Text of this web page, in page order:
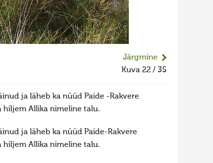
Järgmine
Kuva 22 / 35
ja läheb ka nüüd Paide -Rakvere
hiljem Allika nimeline talu.
ja läheb ka nüüd Paide-Rakvere
hiljem Allika nimeline talu.